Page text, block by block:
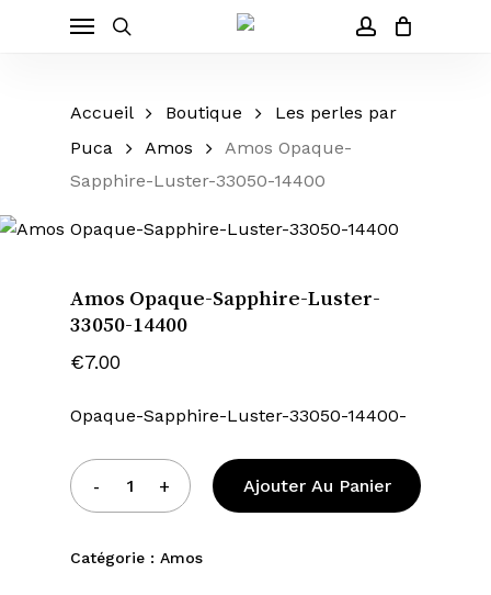
Menu
Cart
Accueil Boutique
Les perles par
Puca
Amos
Amos Opaque-
Sapphire-Luster-33050-14400
Amos Opaque-Sapphire-Luster-
33050-14400
€7.00
Opaque-Sapphire-Luster-33050-14400-
Ajouter Au Panier
Catégorie : Amos